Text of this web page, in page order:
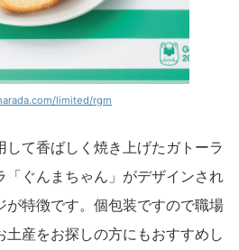
limited/rgm
て香ばしく焼き上げたガトーラ
「ぐんまちゃん」がデザインされ
が特徴です。個包装ですので職場
産をお探しの方にもおすすめし